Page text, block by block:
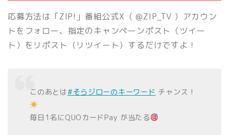
応募方法は「ZIP!」番組公式X（ @ZIP_TV ）アカウン
トをフォロー、指定のキャンペーンポスト（ツイー
ト）をリポスト（リツイート）するだけですよ！
このあとは#そらジローのキーワード チャンス！
毎日1名にQUOカードPay が当たる